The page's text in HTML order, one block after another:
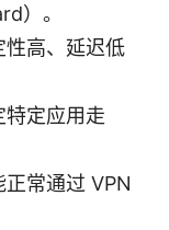
）。
性高、延迟低
特定应用走
常通过 VPN